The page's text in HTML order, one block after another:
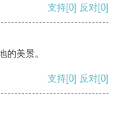
支持[0] 反对[0]
的美景。
支持[0] 反对[0]